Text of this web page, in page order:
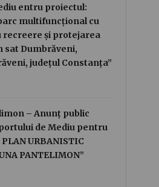
entru proiectul:
multifuncțional cu
și protejarea
sat Dumbrăveni,
județul Constanța”
– Anunț public
de Mediu pentru
URBANISTIC
PANTELIMON”